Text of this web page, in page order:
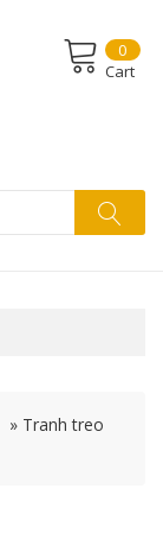
0
Cart
» Tranh treo